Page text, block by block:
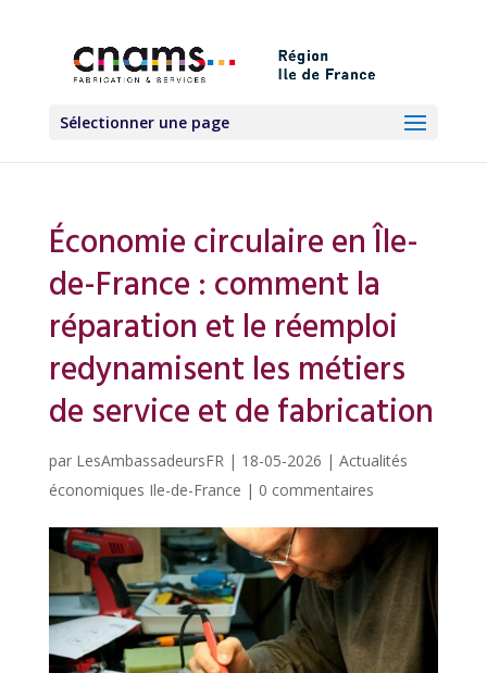
Sélectionner une page
Économie circulaire en Île-
de-France : comment la
réparation et le réemploi
redynamisent les métiers
de service et de fabrication
par LesAmbassadeursFR| 18-05-2026 | Actualités
économiques Ile-de-France | 0 commentaires